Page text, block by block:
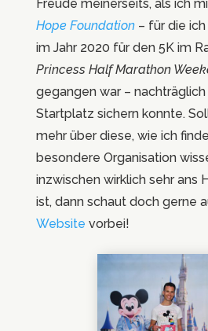
Freude meinerseits, als ich
Hope Foundation– für die ich
im Jahr 2020 für den 5K im
Princess Half Marathon
gegangen war –
Startplatz sichern konnte.
mehr über diese, wie ich
besondere Organisation
inzwischen wirklich sehr ans
ist, dann schaut doch gerne
Website vorbei!